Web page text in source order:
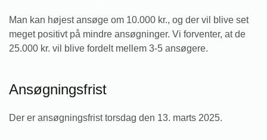
Man kan højest ansøge om 10.000 kr., og der vil blive set
meget positivt på mindre ansøgninger. Vi forventer, at de
25.000 kr. vil blive fordelt mellem 3-5 ansøgere.
Ansøgningsfrist
Der er ansøgningsfrist torsdag den 13. marts 2025.